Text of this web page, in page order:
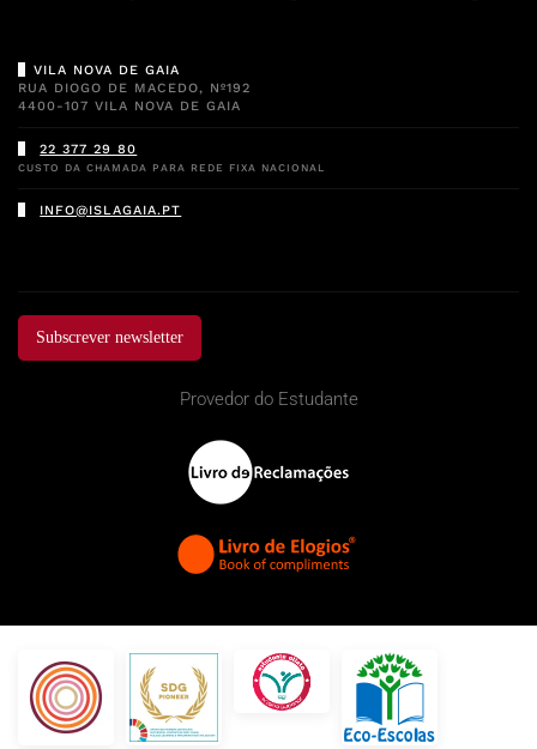
VILA NOVA DE GAIA
RUA DIOGO DE MACEDO, Nº192
4400-107 VILA NOVA DE GAIA
22 377 29 80
CUSTO DA CHAMADA PARA REDE FIXA NACIONAL
INFO@ISLAGAIA.PT
Subscrever newsletter
Provedor do Estudante